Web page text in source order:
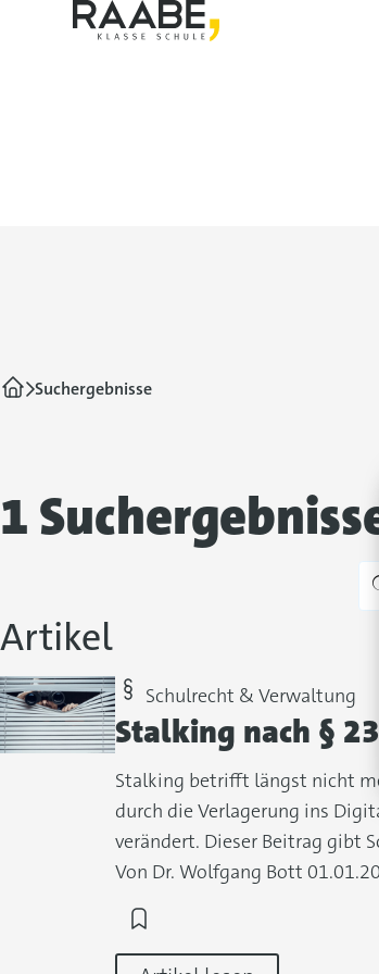
Suchergebnisse
1
Artikel
Schulrecht & Verwaltung
Stalking nach §
Stalking betrifft längst nicht
durch die Verlagerung ins
verändert. Dieser Beitrag gibt
Von Dr. Wolfgang Bott